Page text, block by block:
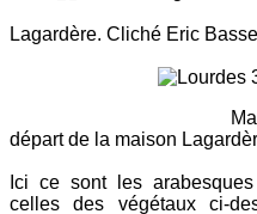
Maison
Lagardère. Cliché Eric
Maison ?
départ de la maison
Ici ce sont les
celles des végétaux ci-